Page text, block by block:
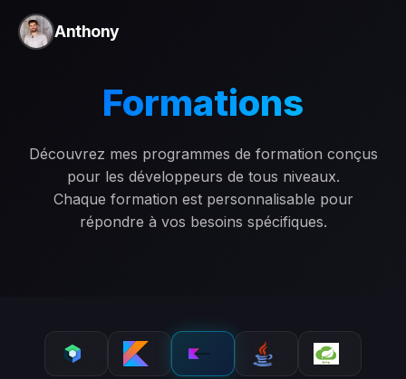
Anthony
Formations
Découvrez mes programmes de formation conçus
pour les développeurs de tous niveaux.
Chaque formation est personnalisable pour
répondre à vos besoins spécifiques.